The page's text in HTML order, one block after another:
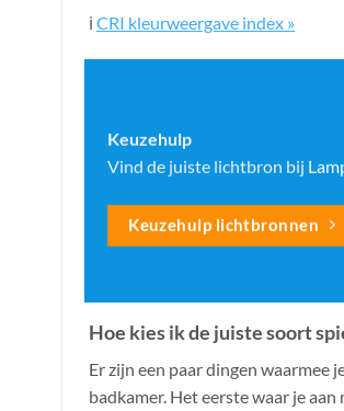
ℹ️ CRI kleurweergave index »
Keuzehulp
Vind de juiste lichtbron bij
Keuzehulp lichtbronnen
Hoe kies ik de juiste soort
Er zijn een paar dingen
badkamer. Het eerste waar je